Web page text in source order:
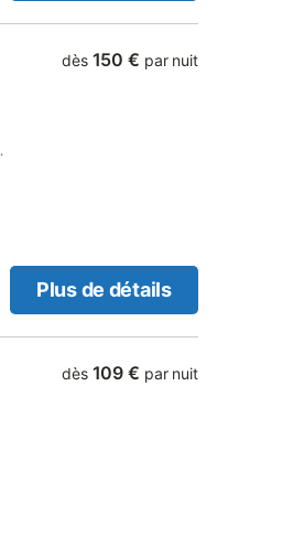
dès 150 € par nuit
Plus de détails
dès 109 € par nuit